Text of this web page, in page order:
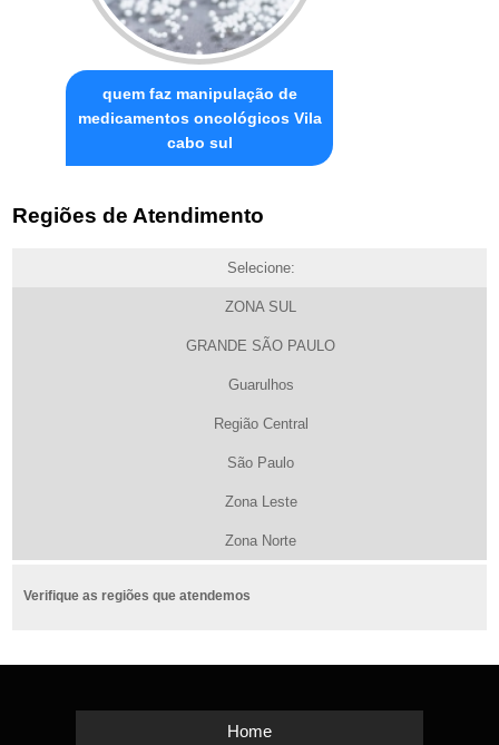
quem faz manipulação de
medicamentos oncológicos Vila
cabo sul
Regiões de Atendimento
Selecione:
ZONA SUL
GRANDE SÃO PAULO
Guarulhos
Região Central
São Paulo
Zona Leste
Zona Norte
Verifique as regiões que atendemos
Home